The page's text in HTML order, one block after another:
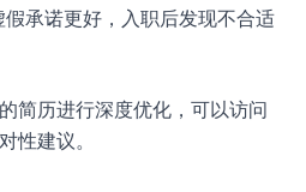
承诺更好，入职后发现不合适
简历进行深度优化，可以访问
性建议。